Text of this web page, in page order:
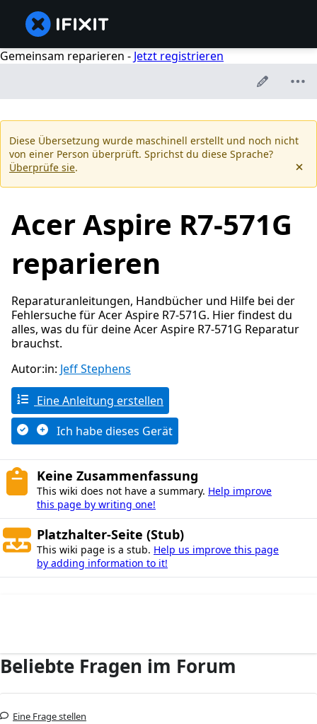
Gemeinsam reparieren - Jetzt registrieren
Diese Übersetzung wurde maschinell erstellt und noch nicht
von einer Person überprüft. Sprichst du diese Sprache?
Überprüfe sie.
Acer Aspire R7-571G
reparieren
Reparaturanleitungen, Handbücher und Hilfe bei der
Fehlersuche für Acer Aspire R7-571G. Hier findest du
alles, was du für deine Acer Aspire R7-571G Reparatur
brauchst.
Autor:in: Jeff Stephens
Eine Anleitung erstellen
Ich habe dieses Gerät
Keine Zusammenfassung
This wiki does not have a summary. Help improve
this page by writing one!
Platzhalter-Seite (Stub)
This wiki page is a stub. Help us improve this page
by adding information to it!
Beliebte Fragen im Forum
Eine Frage stellen